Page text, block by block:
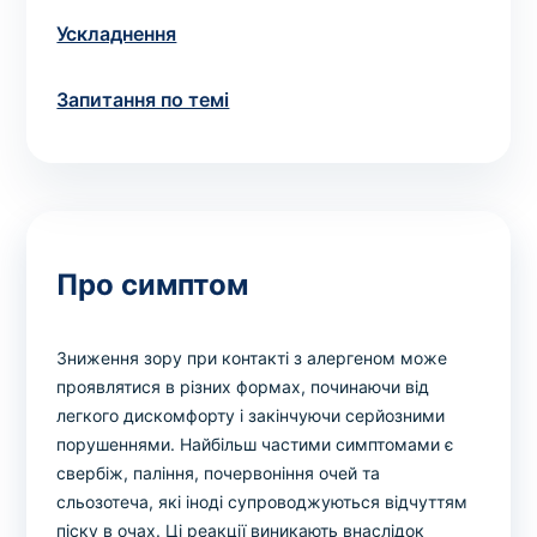
Ускладнення
Запитання по темі
Про симптом
Зниження зору при контакті з алергеном може
проявлятися в різних формах, починаючи від
легкого дискомфорту і закінчуючи серйозними
порушеннями. Найбільш частими симптомами є
свербіж, паління, почервоніння очей та
сльозотеча, які іноді супроводжуються відчуттям
піску в очах. Ці реакції виникають внаслідок